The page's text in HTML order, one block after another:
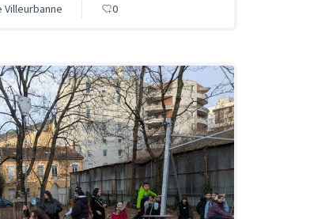
Villeurbanne 0